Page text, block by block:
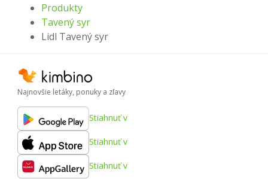
Produkty
Tavený syr
Lidl Tavený syr
Najnovšie letáky, ponuky a zľavy
Stiahnuť v
Stiahnuť v
Stiahnuť v